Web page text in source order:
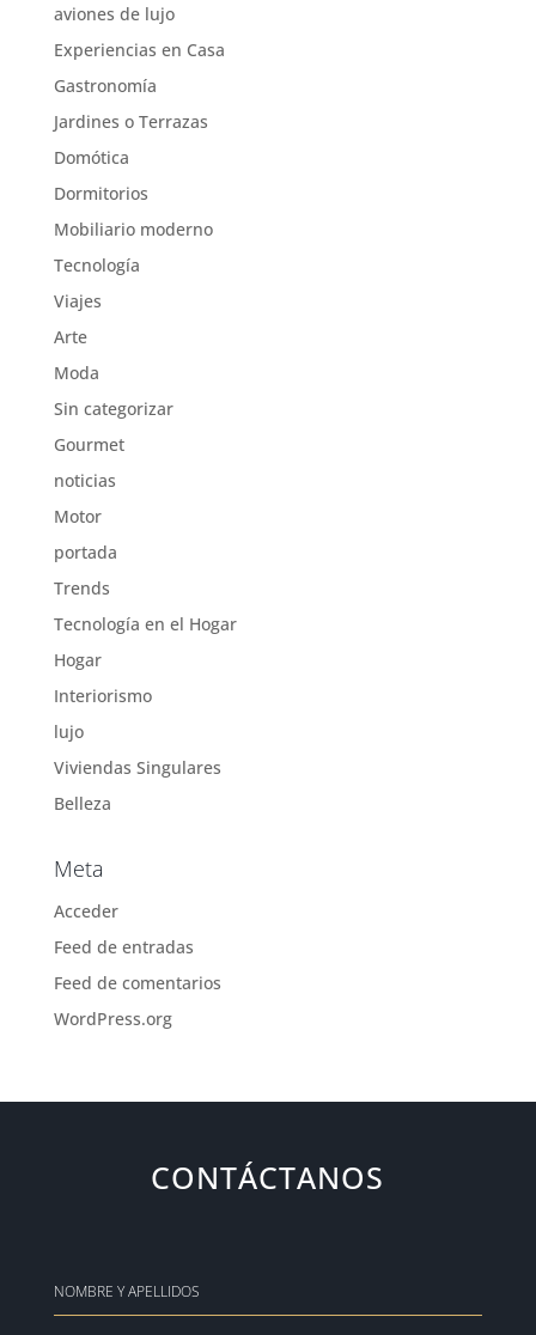
aviones de lujo
Experiencias en Casa
Gastronomía
Jardines o Terrazas
Domótica
Dormitorios
Mobiliario moderno
Tecnología
Viajes
Arte
Moda
Sin categorizar
Gourmet
noticias
Motor
portada
Trends
Tecnología en el Hogar
Hogar
Interiorismo
lujo
Viviendas Singulares
Belleza
Meta
Acceder
Feed de entradas
Feed de comentarios
WordPress.org
CONTÁCTANOS